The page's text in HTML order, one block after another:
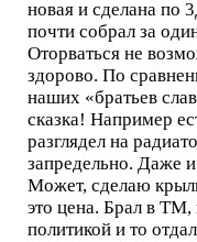
новая и сделана
почти собрал за
Оторваться не
здорово. По
наших «братьев
сказка! Например
разглядел на
запредельно. Даже
Может, сделаю
это цена. Брал в ТМ,
политикой и то